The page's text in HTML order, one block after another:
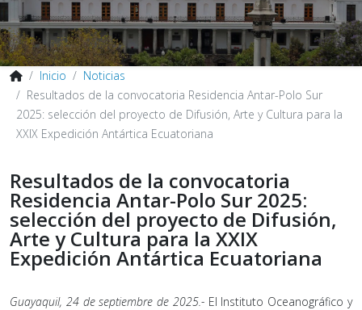
Inicio
Noticias
Resultados de la convocatoria Residencia Antar-Polo Sur
2025: selección del proyecto de Difusión, Arte y Cultura para la
XXIX Expedición Antártica Ecuatoriana
Resultados de la convocatoria
Residencia Antar-Polo Sur 2025:
selección del proyecto de Difusión,
Arte y Cultura para la XXIX
Expedición Antártica Ecuatoriana
Guayaquil, 24 de septiembre de 2025.-El Instituto Oceanográfico y